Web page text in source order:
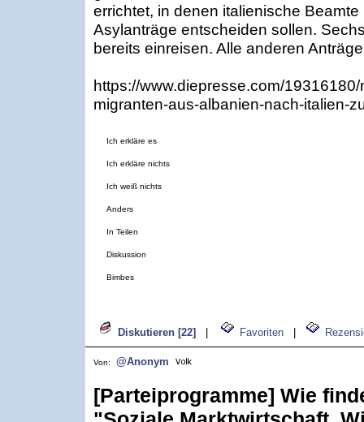
errichtet, in denen italienische
Asylanträge entscheiden sollen.
bereits einreisen. Alle anderen
https://www.diepresse.com/
migranten-aus-albanien-nach-italien-
Ich erkläre es
Ich erkläre nichts
Ich weiß nichts
Anders
In Teilen
Diskussion
Bimbes
Diskutieren [22] Favoriten
Von: @Anonym
[Parteiprogramme] Wie